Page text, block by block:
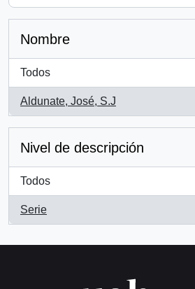
Nombre
Todos
Aldunate, José, S.J
, 1 resultados
Nivel de descripción
Todos
Serie
, 1 resultados